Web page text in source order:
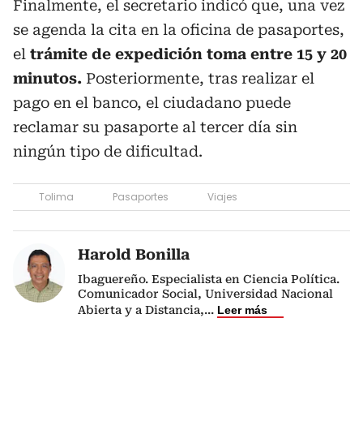
Finalmente, el secretario indicó que, una vez
se agenda la cita en la oficina de pasaportes,
el trámite de expedición toma entre 15 y 20
minutos. Posteriormente, tras realizar el
pago en el banco, el ciudadano puede
reclamar su pasaporte al tercer día sin
ningún tipo de dificultad.
Tolima Pasaportes Viajes
Harold Bonilla
Ibaguereño. Especialista en Ciencia Política.
Comunicador Social, Universidad Nacional
Abierta y a Distancia,... Leer más